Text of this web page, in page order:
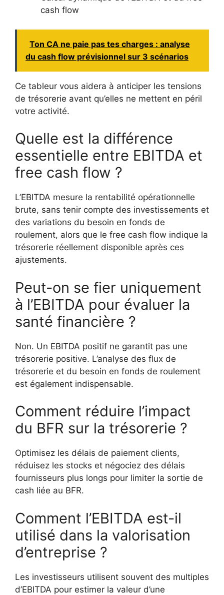
cash flow
Ton CA ne paie pas tes charges : analyse
du cash flow prévisionnel sur 3 scénarios
Ce tableur vous aidera à anticiper les tensions
de trésorerie avant qu’elles ne mettent en péril
votre activité.
Quelle est la différence
essentielle entre EBITDA et
free cash flow ?
L’EBITDA mesure la rentabilité opérationnelle
brute, sans tenir compte des investissements et
des variations du besoin en fonds de
roulement, alors que le free cash flow indique la
trésorerie réellement disponible après ces
ajustements.
Peut-on se fier uniquement
à l’EBITDA pour évaluer la
santé financière ?
Non. Un EBITDA positif ne garantit pas une
trésorerie positive. L’analyse des flux de
trésorerie et du besoin en fonds de roulement
est également indispensable.
Comment réduire l’impact
du BFR sur la trésorerie ?
Optimisez les délais de paiement clients,
réduisez les stocks et négociez des délais
fournisseurs plus longs pour limiter la sortie de
cash liée au BFR.
Comment l’EBITDA est-il
utilisé dans la valorisation
d’entreprise ?
Les investisseurs utilisent souvent des multiples
d’EBITDA pour estimer la valeur d’une